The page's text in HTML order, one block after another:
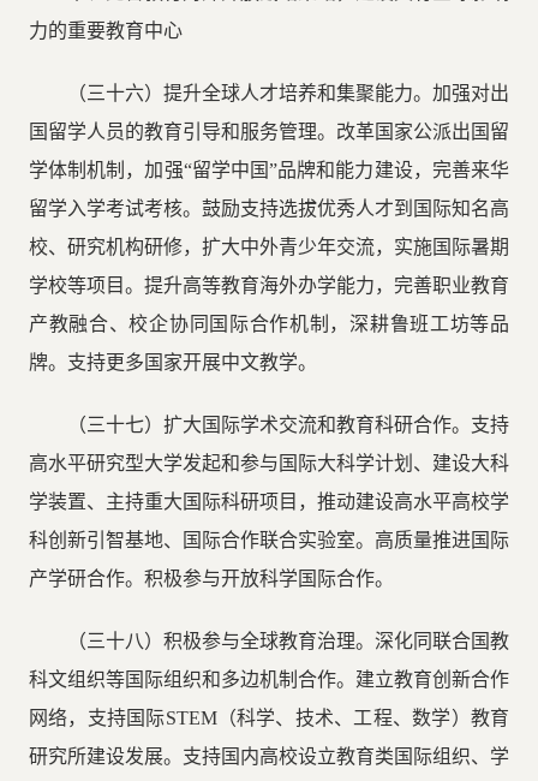
力的重要教育中心
（三十六）提升全球人才培养和集聚能力。加强对出
国留学人员的教育引导和服务管理。改革国家公派出国留
学体制机制，加强“留学中国”品牌和能力建设，完善来华
留学入学考试考核。鼓励支持选拔优秀人才到国际知名高
校、研究机构研修，扩大中外青少年交流，实施国际暑期
学校等项目。提升高等教育海外办学能力，完善职业教育
产教融合、校企协同国际合作机制，深耕鲁班工坊等品
牌。支持更多国家开展中文教学。
（三十七）扩大国际学术交流和教育科研合作。支持
高水平研究型大学发起和参与国际大科学计划、建设大科
学装置、主持重大国际科研项目，推动建设高水平高校学
科创新引智基地、国际合作联合实验室。高质量推进国际
产学研合作。积极参与开放科学国际合作。
（三十八）积极参与全球教育治理。深化同联合国教
科文组织等国际组织和多边机制合作。建立教育创新合作
网络，支持国际STEM（科学、技术、工程、数学）教育
研究所建设发展。支持国内高校设立教育类国际组织、学